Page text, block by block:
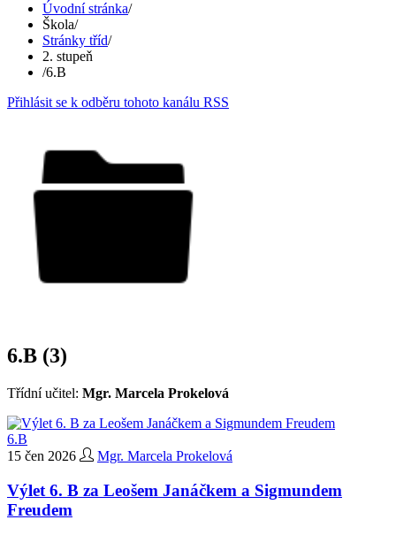
Úvodní stránka/
Škola/
Stránky tříd/
2. stupeň
/6.B
Přihlásit se k odběru tohoto kanálu RSS
6.B (3)
Třídní učitel: Mgr. Marcela Prokelová
6.B
15 čen 2026
Mgr. Marcela Prokelová
Výlet 6. B za Leošem Janáčkem a Sigmundem
Freudem